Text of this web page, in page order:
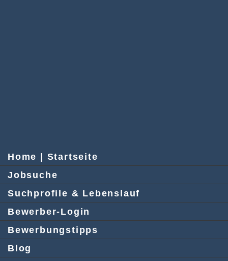
Home | Startseite
Jobsuche
Suchprofile & Lebenslauf
Bewerber-Login
Bewerbungstipps
Blog